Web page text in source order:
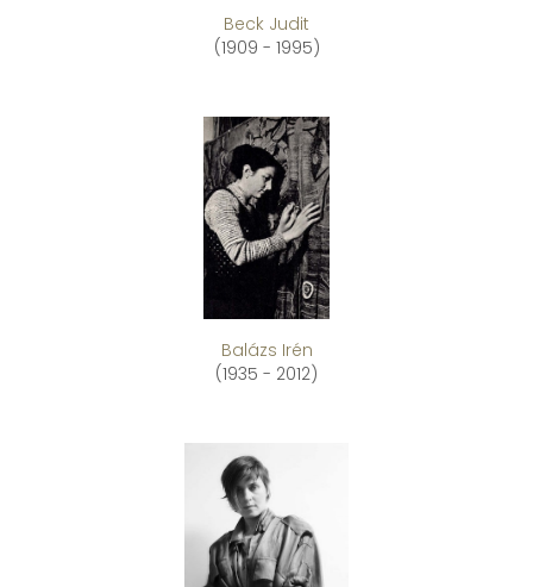
Beck Judit
(1909 - 1995)
Balázs Irén
(1935 - 2012)